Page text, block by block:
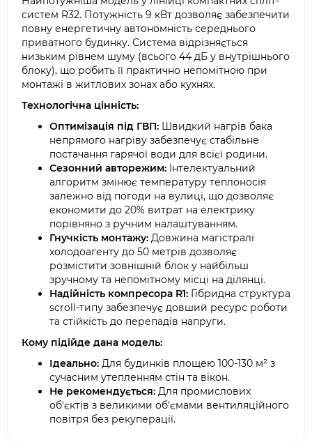
систем R32. Потужність 9 кВт дозволяє забезпечити
повну енергетичну автономність середнього
приватного будинку. Система відрізняється
низьким рівнем шуму (всього 44 дБ у внутрішнього
блоку), що робить її практично непомітною при
монтажі в житлових зонах або кухнях.
Технологічна цінність:
Оптимізація під ГВП: Швидкий нагрів бака
непрямого нагріву забезпечує стабільне
постачання гарячої води для всієї родини.
Сезонний авторежим: Інтелектуальний
алгоритм змінює температуру теплоносія
залежно від погоди на вулиці, що дозволяє
економити до 20% витрат на електрику
порівняно з ручним налаштуванням.
Гнучкість монтажу: Довжина магістралі
холодоагенту до 50 метрів дозволяє
розмістити зовнішній блок у найбільш
зручному та непомітному місці на ділянці.
Надійність компресора R1: Гібридна структура
scroll-типу забезпечує довший ресурс роботи
та стійкість до перепадів напруги.
Кому підійде дана модель:
Ідеально: Для будинків площею 100-130 м² з
сучасним утепленням стін та вікон.
Не рекомендується: Для промислових
об'єктів з великими об'ємами вентиляційного
повітря без рекуперації.